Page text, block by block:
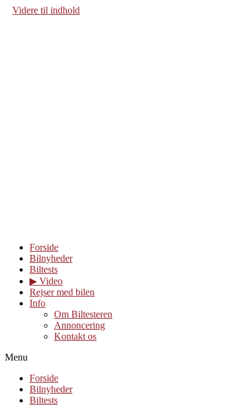
Videre til indhold
Forside
Bilnyheder
Biltests
▶︎ Video
Rejser med bilen
Info
Om Biltesteren
Annoncering
Kontakt os
Menu
Forside
Bilnyheder
Biltests